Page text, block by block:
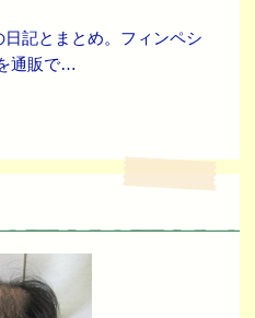
記とまとめ。フィンペシ
通販で…